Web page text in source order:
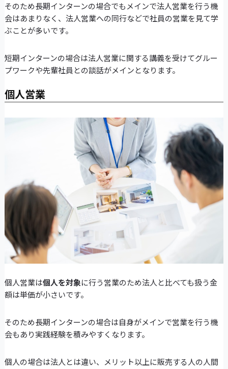
そのため長期インターンの場合でもメインで法人営業を行う機
会はあまりなく、法人営業への同行などで社員の営業を見て学
ぶことが多いです。
短期インターンの場合は法人営業に関する講義を受けてグルー
プワークや先輩社員との談話がメインとなります。
個人営業
個人営業は個人を対象に行う営業のため法人と比べても扱う金
額は単価が小さいです。
そのため長期インターンの場合は自身がメインで営業を行う機
会もあり実践経験を積みやすくなります。
個人の場合は法人とは違い、メリット以上に販売する人の人間